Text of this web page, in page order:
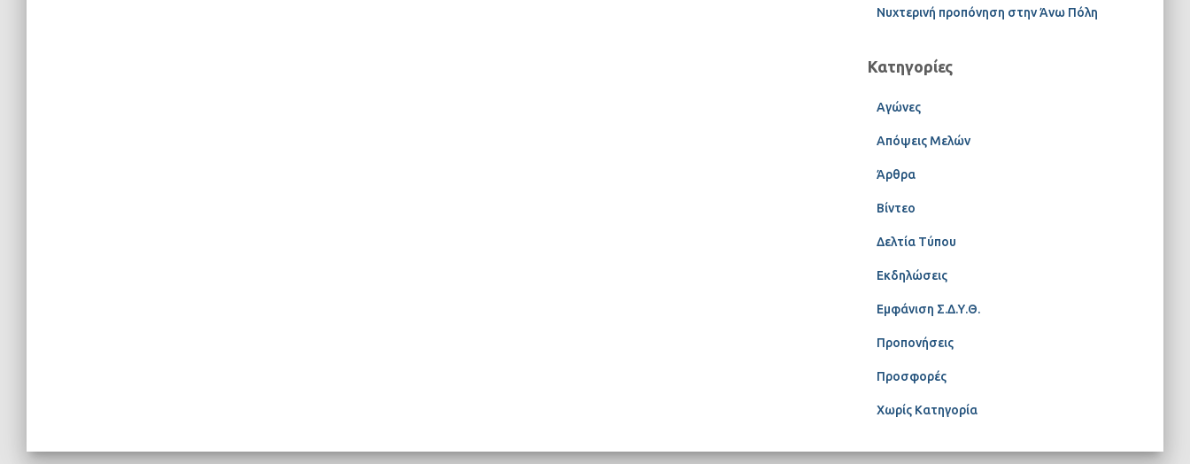
Νυχτερινή προπόνηση στην Άνω Πόλη
Κατηγορίες
Αγώνες
Απόψεις Μελών
Άρθρα
Βίντεο
Δελτία Τύπου
Εκδηλώσεις
Εμφάνιση Σ.Δ.Υ.Θ.
Προπονήσεις
Προσφορές
Χωρίς Κατηγορία